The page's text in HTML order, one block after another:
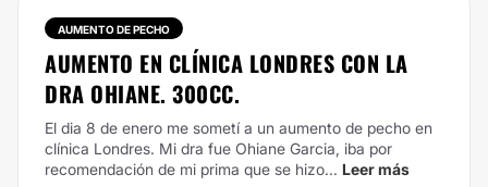
AUMENTO DE PECHO
AUMENTO EN CLÍNICA LONDRES CON LA
DRA OHIANE. 300CC.
El dia 8 de enero me sometí a un aumento de pecho en
clínica Londres. Mi dra fue Ohiane Garcia, iba por
recomendación de mi prima que se hizo... Leer más